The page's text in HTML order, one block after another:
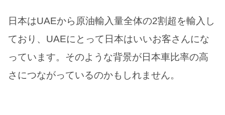
日本はUAEから原油輸入量全体の2割超を輸入し
ており、UAEにとって日本はいいお客さんにな
っています。そのような背景が日本車比率の高
さにつながっているのかもしれません。